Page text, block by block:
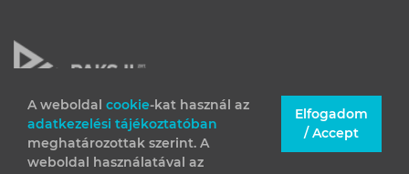
A weboldal cookie-kat használ az
adatkezelési tájékoztatóban
meghatározottak szerint. A
weboldal használatával az
Elfogadom
/ Accept
JOGI INFORMÁCIÓK
IMPRESSZUM